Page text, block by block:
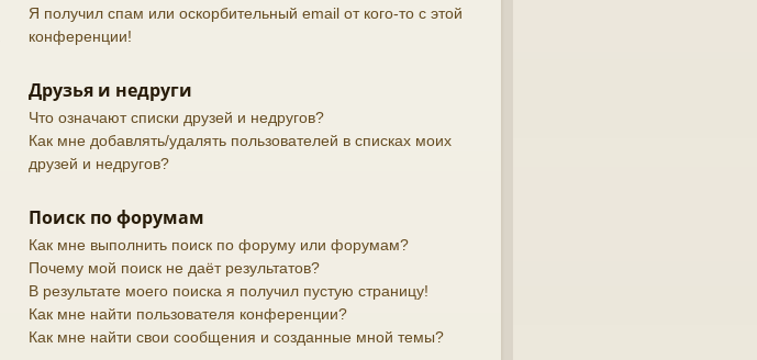
Я получил спам или оскорбительный email от кого-то с этой
конференции!
Друзья и недруги
Что означают списки друзей и недругов?
Как мне добавлять/удалять пользователей в списках моих
друзей и недругов?
Поиск по форумам
Как мне выполнить поиск по форуму или форумам?
Почему мой поиск не даёт результатов?
В результате моего поиска я получил пустую страницу!
Как мне найти пользователя конференции?
Как мне найти свои сообщения и созданные мной темы?